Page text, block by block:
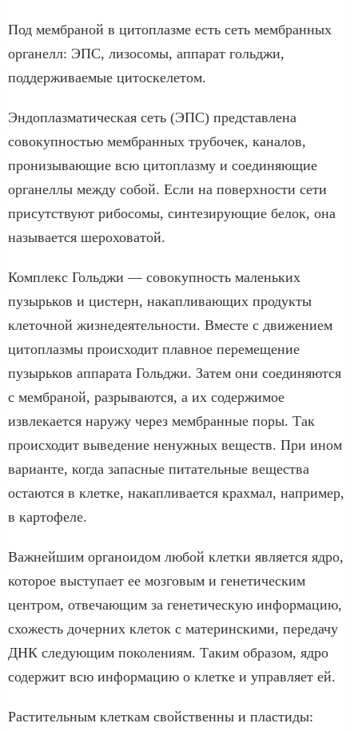
Под мембраной в цитоплазме есть сеть мембранных
органелл: ЭПС, лизосомы, аппарат гольджи,
поддерживаемые цитоскелетом.
Эндоплазматическая сеть (ЭПС) представлена
совокупностью мембранных трубочек, каналов,
пронизывающие всю цитоплазму и соединяющие
органеллы между собой. Если на поверхности сети
присутствуют рибосомы, синтезирующие белок, она
называется шероховатой.
Комплекс Гольджи — совокупность маленьких
пузырьков и цистерн, накапливающих продукты
клеточной жизнедеятельности. Вместе с движением
цитоплазмы происходит плавное перемещение
пузырьков аппарата Гольджи. Затем они соединяются
с мембраной, разрываются, а их содержимое
извлекается наружу через мембранные поры. Так
происходит выведение ненужных веществ. При ином
варианте, когда запасные питательные вещества
остаются в клетке, накапливается крахмал, например,
в картофеле.
Важнейшим органоидом любой клетки является ядро,
которое выступает ее мозговым и генетическим
центром, отвечающим за генетическую информацию,
схожесть дочерних клеток с материнскими, передачу
ДНК следующим поколениям. Таким образом, ядро
содержит всю информацию о клетке и управляет ей.
Растительным клеткам свойственны и пластиды: